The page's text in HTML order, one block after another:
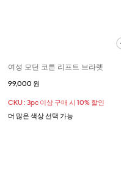
여성 모던 코튼 리프트 브라렛
99,000 원
CKU : 3pc 이상 구매 시 10% 할인
더 많은 색상 선택 가능